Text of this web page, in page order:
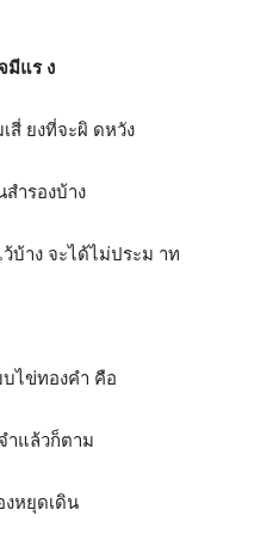
มีแร ง
สี่ ยงที่จะผิ ดหวัง
ำรองบ้าง
บ้าง จะได้ไม่ประม าท
บไข่ทองคำ คือ
ำแล้วก็ตาม
งหยุดเดิน